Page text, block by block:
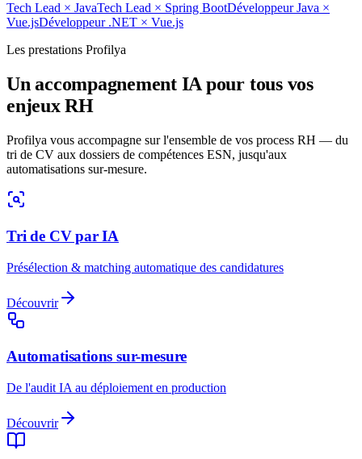
Tech Lead × JavaTech Lead × Spring BootDéveloppeur Java ×
Vue.jsDéveloppeur .NET × Vue.js
Les prestations Profilya
Un accompagnement IA pour tous vos
enjeux RH
Profilya vous accompagne sur l'ensemble de vos process RH — du
tri de CV aux dossiers de compétences ESN, jusqu'aux
automatisations sur-mesure.
Tri de CV par IA
Présélection & matching automatique des candidatures
Découvrir
Automatisations sur-mesure
De l'audit IA au déploiement en production
Découvrir